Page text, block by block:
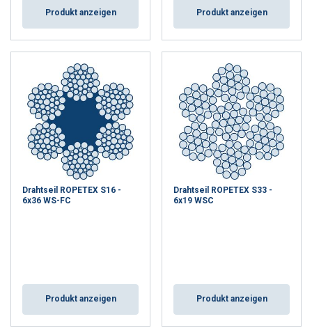
Produkt anzeigen Produkt anzeigen
Drahtseil ROPETEX S16 -
6x36 WS-FC
Produkt anzeigen
Drahtseil ROPETEX S33 -
6x19 WSC
Produkt anzeigen